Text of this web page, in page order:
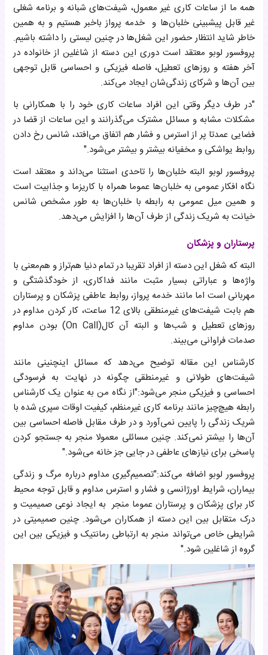
همه ما از ساعات کاری غیر معمول، شیفت‌های شبانه و برنامه شغلی
غیر قابل پیشبینی خلبان‌ها و خدمه پرواز باخبر هستیم و به همین
خاطر شاید انتظار حضور این شغل‌ها در چنین لیستی را داشته باشیم.
پروفسور لوبو معتقد است دوری این دسته از شاغلین از خانواده در
آخر هفته و روزهای تعطیل، فاصله فیزیکی و احساسی قابل توجهی
بین آن‌ها و شرکای زندگی‌شان ایجاد می‌کند.
"در طرف دیگر وقتی این افراد ساعات کاری خود را با همکارانی با
مشکلات مشابه و مسائل مشترک می‌گذرانند و این ساعات از قضا در
فضایی عمدتا پر از استرس و فشار هم اتفاق می‌افتد، شانس رخ دادن
روابط یواشکی و مخفیانه بیشتر و بیشتر می‌شود."
پروفسور لوبو البته خلبان‌ها را تاحدی استثنا می‌داند و معتقد است
نگاه افکار عمومی به خلبان‌ها عموما همراه با کاریزما و جذابیت است
و همین میل عمومی به رابطه با خلبان‌ها به طور مشخص شانس
خیانت به شریک زندگی از طرف آن‌ها را افزایش می‌دهد.
پرستاران و پزشکان
البته که شغل این دسته از افراد تقریبا در تمام دنیا هم‌تراز و هم‌معنی با
واژه‌ها و عباراتی بسیار مثبت مانند فداکاری، از خودگذشتگی و
مهربانی است اما مانند خدمه پرواز، روابط عاطفی پزشکان و پرستاران
هم بابت شیفت‌های غیرمنطقی بالای 12 ساعت، کار کردن مداوم در
روزهای تعطیل و شب‌ها و البته آن کال(On Call) بودن مداوم
صدمات فراوانی می‌بیند.
کارشناس این مقاله توضیح می‌دهد که مسائل اینچنینی مانند
شیفت‌های طولانی و غیرمنطقی چگونه در نهایت به فرسودگی
احساسی و فیزیکی منجر می‌شود:"از نگاه من به عنوان یک کارشناس
رابطه هیچ‌چیز مانند برنامه کاری غیرمنظم، کیفیت اوقات سپری شده با
شریک زندگی را پایین نمی‌آورد و در طرف مقابل فاصله احساسی بین
آن‌ها را بیشتر نمی‌کند. چنین مسائلی معمولا منجر به جستجو کردن
پاسخی برای نیازهای عاطفی در جایی جز خانه می‌شود."
پروفسور لوبو اضافه می‌کند:"تصمیم‌گیری مداوم درباره مرگ و زندگی
بیماران، شرایط اورژانسی و فشار و استرس مداوم و قابل توجه محیط
کار برای پزشکان و پرستاران عموما منجر به ایجاد نوعی صمیمیت و
درک متقابل بین این دسته از همکاران می‌شود. چنین صمیمیتی در
شرایطی خاص می‌تواند منجر به ارتباطی رمانتیک و فیزیکی بین این
گروه از شاغلین شود."